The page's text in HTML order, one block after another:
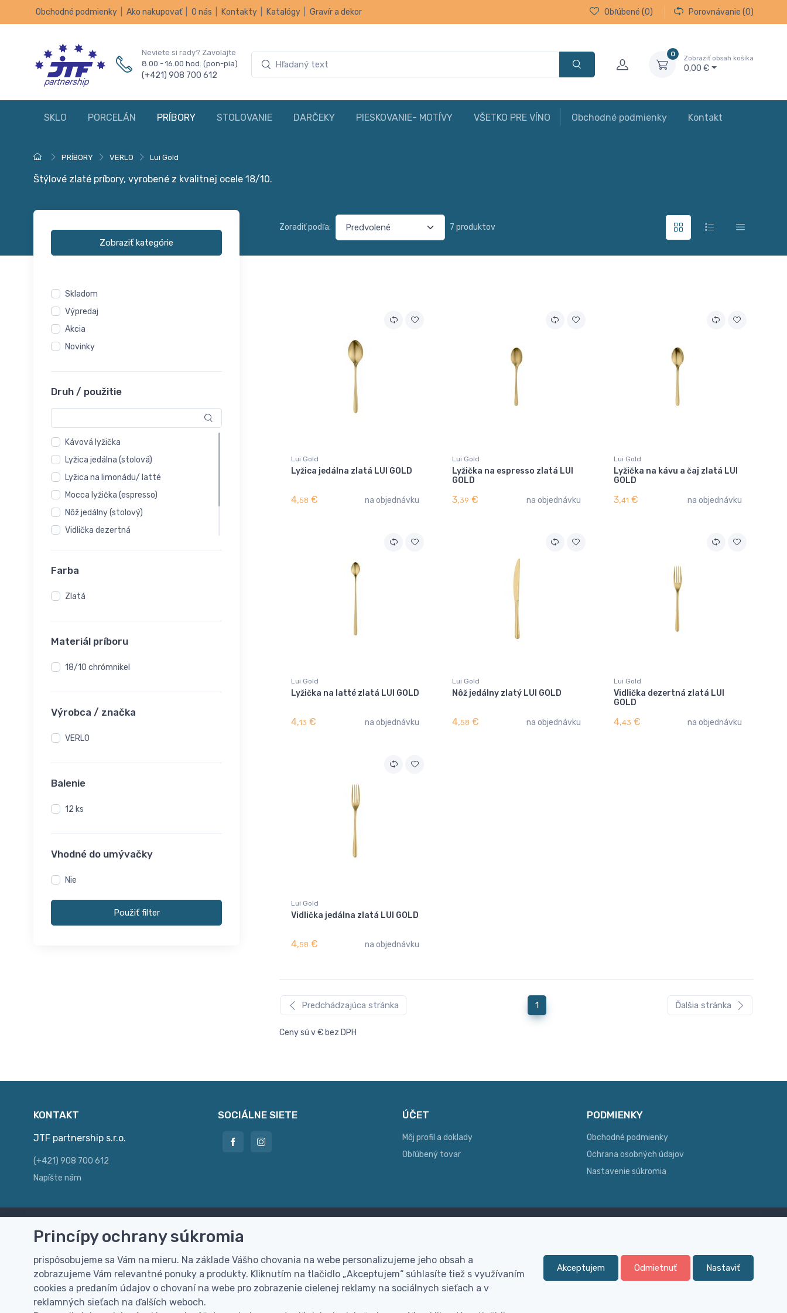
Obchodné podmienky Ako nakupovať O nás Kontakty Katalógy Gravír a dekor Obľúbené (0) Porovnávanie (0)
Neviete si rady? Zavolajte
8.00 - 16.00 hod. (pon-pia)
(+421) 908 700 612
0
Zobraziť obsah košíka
0,00 €
SKLO PORCELÁN PRÍBORY STOLOVANIE DARČEKY PIESKOVANIE- MOTÍVY VŠETKO PRE VÍNO Obchodné podmienky Kontakt
PRÍBORY VERLO Lui Gold
Štýlové zlaté príbory, vyrobené z kvalitnej ocele 18/10.
Zobraziť kategórie
Skladom
Výpredaj
Akcia
Novinky
Druh / použitie
Kávová lyžička
Lyžica jedálna (stolová)
Lyžica na limonádu/ latté
Mocca lyžička (espresso)
Nôž jedálny (stolový)
Vidlička dezertná
Vidlička jedálna (stolová)
Vidlička na múčnik
Farba
Zlatá
Materiál príboru
18/10 chrómnikel
Výrobca / značka
VERLO
Balenie
12 ks
Vhodné do umývačky
Nie
Použiť filter
Zoradiť podľa: 7 produktov
Lui Gold
Lyžica jedálna zlatá LUI GOLD
4,58 € na objednávku
Lui Gold
Lyžička na espresso zlatá LUI
GOLD
3,39 € na objednávku
Lui Gold
Lyžička na kávu a čaj zlatá LUI
GOLD
3,41 € na objednávku
Lui Gold
Lyžička na latté zlatá LUI GOLD
4,13 € na objednávku
Lui Gold
Nôž jedálny zlatý LUI GOLD
4,58 € na objednávku
Lui Gold
Vidlička dezertná zlatá LUI
GOLD
4,43 € na objednávku
Lui Gold
Vidlička jedálna zlatá LUI GOLD
4,58 € na objednávku
Predchádzajúca stránka 1 Ďalšia stránka
Ceny sú v € bez DPH
KONTAKT
JTF partnership s.r.o.
(+421) 908 700 612
Napíšte nám
SOCIÁLNE SIETE ÚČET
Môj profil a doklady
Obľúbený tovar
PODMIENKY
Obchodné podmienky
Ochrana osobných údajov
Nastavenie súkromia
Doprava zdarma
Doručenie k Vám domov zdarma od
100 EUR (bez DPH)
Rýchla online platba, bankovým
prevodom alebo na dobierku
Vyrobíme Vám vlastný originálny
darček
Široký sortiment, z ktorého Vám
pomôžeme vybrať
Princípy ochrany súkromia
prispôsobujeme sa Vám na mieru. Na základe Vášho chovania na webe personalizujeme jeho obsah a
zobrazujeme Vám relevantné ponuky a produkty. Kliknutím na tlačidlo „Akceptujem“ súhlasíte tiež s využívaním
cookies a predaním údajov o chovaní na webe pro zobrazenie cielenej reklamy na sociálnych sieťach a v
reklamných sieťach na ďalších weboch.
Akceptujem Odmietnuť Nastaviť